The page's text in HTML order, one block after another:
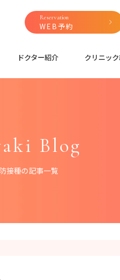
Reservation
WEB予約
ドクター紹介 クリニッ
Blog
接種の記事一覧